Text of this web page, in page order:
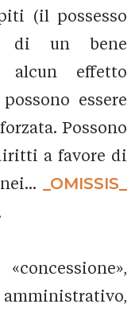
(il possesso
di un bene
alcun effetto
essere
Possono
a favore di
_OMISSIS_